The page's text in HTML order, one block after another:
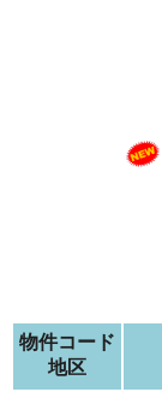
物件コード
地区